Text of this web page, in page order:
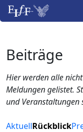
Beiträge
Hier werden alle
Meldungen gelistet.
und Veranstaltungen
AktuellRückblick